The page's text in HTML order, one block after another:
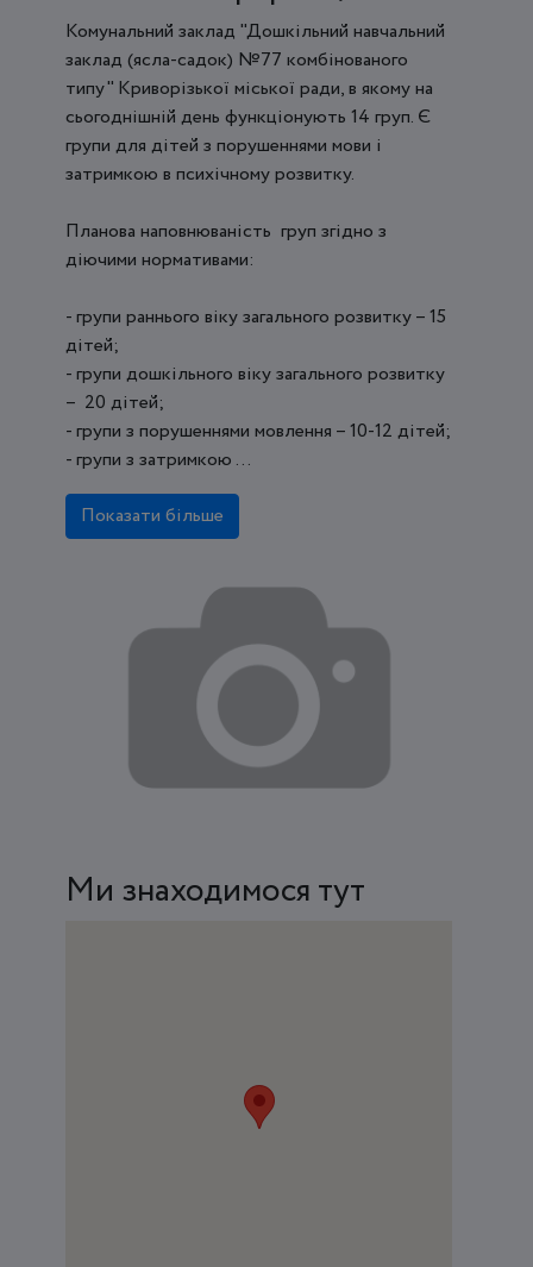
Комунальний заклад "Дошкільний навчальний
заклад (ясла-садок) №77 комбінованого
типу" Криворізької міської ради, в якому на
сьогоднішній день функціонують 14 груп. Є
групи для дітей з порушеннями мови і
затримкою в психічному розвитку.
Планова наповнюваність груп згідно з
діючими нормативами:
- групи раннього віку загального розвитку – 15
дітей;
- групи дошкільного віку загального розвитку
– 20 дітей;
- групи з порушеннями мовлення – 10-12 дітей;
- групи з затримкою ...
Показати більше
Ми знаходимося тут